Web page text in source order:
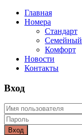
Главная
Номера
Стандарт
Семейный
Комфорт
Новости
Контакты
Вход
Вход